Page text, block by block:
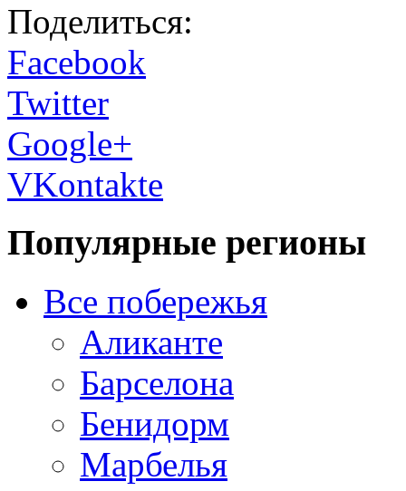
Поделиться:
Facebook
Twitter
Google+
VKontakte
Популярные регионы
Все побережья
Аликанте
Барселона
Бенидорм
Марбелья